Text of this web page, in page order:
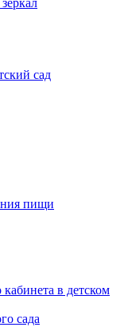
сад
пищи
в детском
сада